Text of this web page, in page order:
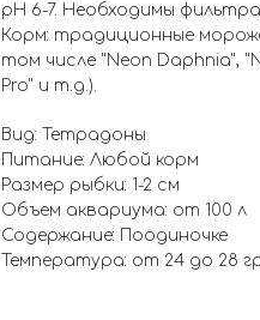
рН 6-7. Необходимы
Корм: традиционные
том числе "Neon Daphnia",
Pro" и т.д.).
Вид: Тетрадоны
Питание: Любой корм
Размер рыбки: 1-2 см
Объем аквариума: от 100 л
Содержание: Поодиночке
Температура: от 24 до 28